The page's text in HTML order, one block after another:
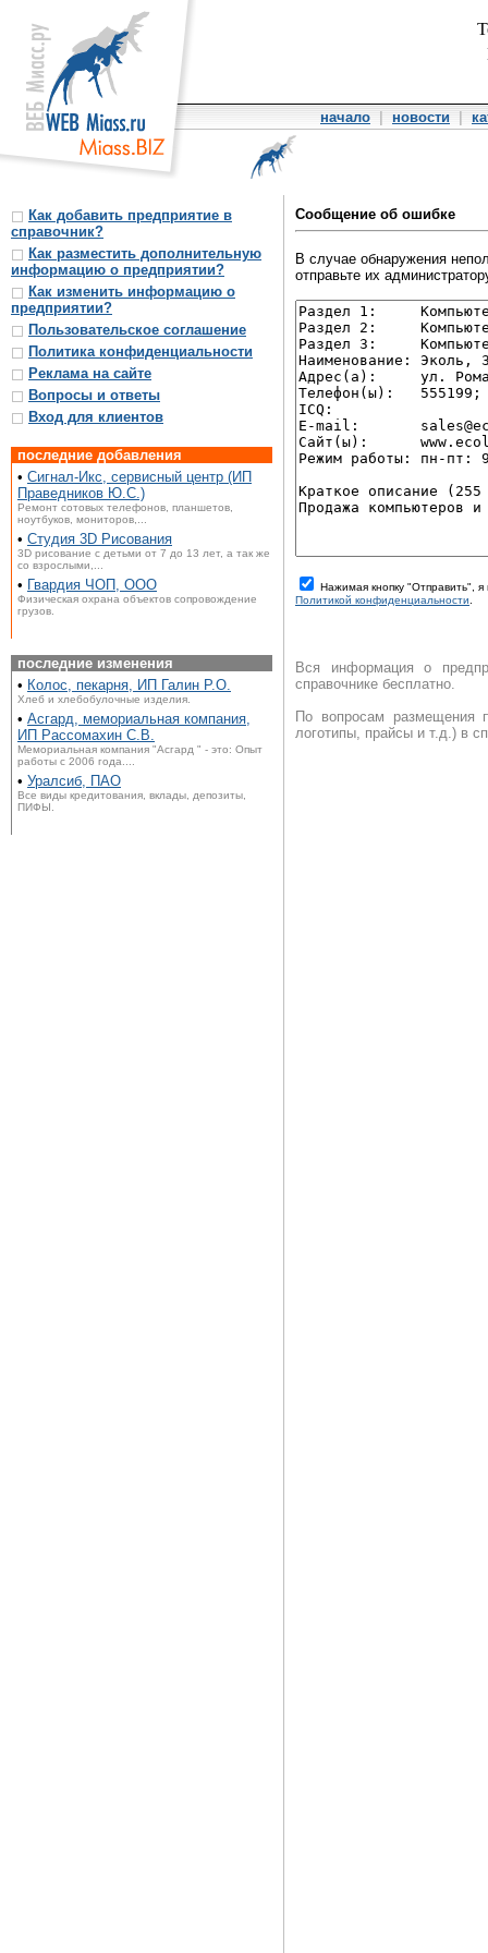
начало новости
Как добавить предприятие в
справочник?
Как разместить дополнительную
информацию о предприятии?
Как изменить информацию о
предприятии?
Пользовательское соглашение
Политика конфиденциальности
Реклама на сайте
Вопросы и ответы
Вход для клиентов
последние добавления
• Сигнал-Икс, сервисный центр (ИП
Праведников Ю.С.)
Ремонт сотовых телефонов, планшетов,
ноутбуков, мониторов,...
• Студия 3D Рисования
3D рисование с детьми от 7 до 13 лет, а так же
со взрослыми,...
• Гвардия ЧОП, ООО
Физическая охрана объектов сопровождение
грузов.
последние изменения
• Колос, пекарня, ИП Галин Р.О.
Хлеб и хлебобулочные изделия.
• Асгард, мемориальная компания,
ИП Рассомахин С.В.
Мемориальная компания "Асгард " - это: Опыт
работы с 2006 года....
• Уралсиб, ПАО
Все виды кредитования, вклады, депозиты,
ПИФЫ.
Сообщение об ошибке
В случае обнаружения
отправьте их
Нажимая кнопку "Отправить",
Политикой конфиденциальности
Вся информация о
справочнике бесплатно.
По вопросам размещения
логотипы, прайсы и т.д.) в